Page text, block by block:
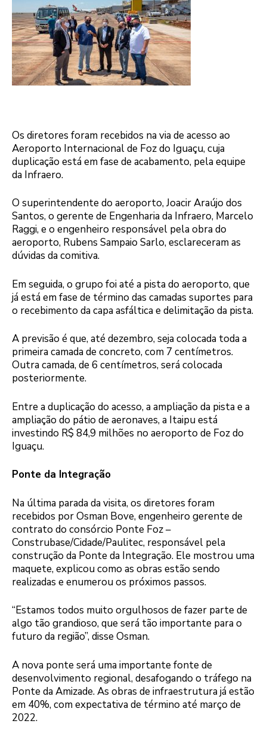
Os diretores foram recebidos na via de acesso ao
Aeroporto Internacional de Foz do Iguaçu, cuja
duplicação está em fase de acabamento, pela equipe
da Infraero.
O superintendente do aeroporto, Joacir Araújo dos
Santos, o gerente de Engenharia da Infraero, Marcelo
Raggi, e o engenheiro responsável pela obra do
aeroporto, Rubens Sampaio Sarlo, esclareceram as
dúvidas da comitiva.
Em seguida, o grupo foi até a pista do aeroporto, que
já está em fase de término das camadas suportes para
o recebimento da capa asfáltica e delimitação da pista.
A previsão é que, até dezembro, seja colocada toda a
primeira camada de concreto, com 7 centímetros.
Outra camada, de 6 centímetros, será colocada
posteriormente.
Entre a duplicação do acesso, a ampliação da pista e a
ampliação do pátio de aeronaves, a Itaipu está
investindo R$ 84,9 milhões no aeroporto de Foz do
Iguaçu.
Ponte da Integração
Na última parada da visita, os diretores foram
recebidos por Osman Bove, engenheiro gerente de
contrato do consórcio Ponte Foz –
Construbase/Cidade/Paulitec, responsável pela
construção da Ponte da Integração. Ele mostrou uma
maquete, explicou como as obras estão sendo
realizadas e enumerou os próximos passos.
“Estamos todos muito orgulhosos de fazer parte de
algo tão grandioso, que será tão importante para o
futuro da região”, disse Osman.
A nova ponte será uma importante fonte de
desenvolvimento regional, desafogando o tráfego na
Ponte da Amizade. As obras de infraestrutura já estão
em 40%, com expectativa de término até março de
2022.